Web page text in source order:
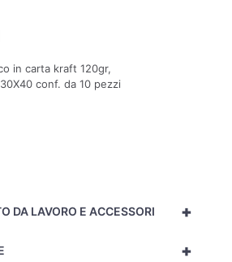
+
DA LAVORO E ACCESSORI
+
in carta kraft 120gr,
conf. da 10 pezzi